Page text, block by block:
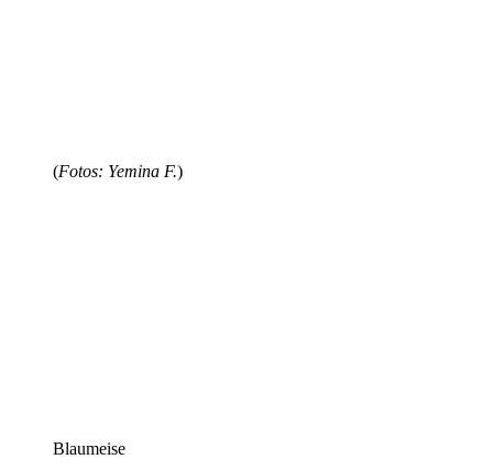
(Fotos: Yemina F.)
Blaumeise